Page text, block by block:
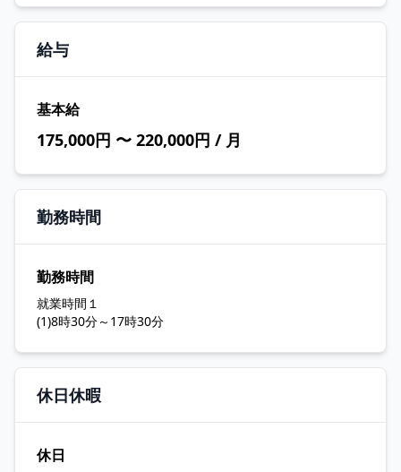
給与
基本給
175,000円 〜 220,000円 / 月
勤務時間
勤務時間
就業時間１
(1)8時30分～17時30分
休日休暇
休日